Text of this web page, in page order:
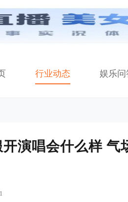
行业动态 娱乐问
演唱会什么样 气